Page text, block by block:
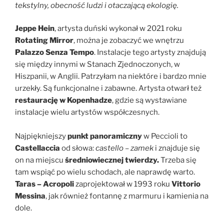
tekstylny, obecność ludzi i otaczającą ekologię.
Jeppe Hein, artysta duński wykonał w 2021 roku
Rotating Mirror, można je zobaczyć we wnętrzu
Palazzo Senza Tempo. Instalacje tego artysty znajdują
się między innymi w Stanach Zjednoczonych, w
Hiszpanii, w Anglii. Patrzyłam na niektóre i bardzo mnie
urzekły. Są funkcjonalne i zabawne. Artysta otwarł też
restaurację w Kopenhadze, gdzie są wystawiane
instalacje wielu artystów współczesnych.
Najpiękniejszypunkt panoramicznyw Peccioli to
Castellaccia od słowa:castello – zamek i znajduje się
on na miejscu średniowiecznej twierdzy.Trzeba się
tam wspiąć po wielu schodach, ale naprawdę warto.
Taras – Acropolizaprojektował w 1993 roku Vittorio
Messina, jak również fontannę z marmuru i kamienia na
dole.